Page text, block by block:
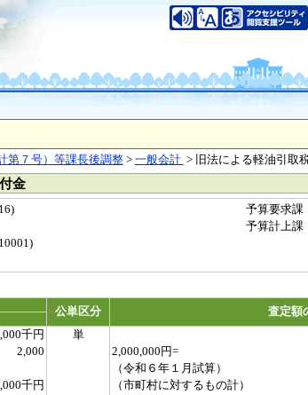
第７号）等課長後調整> 一般会計 > 旧法による軽油引取
金
予算要求課
予算計上課
公単区分 査定額
千円 単
2,000 2,000,000円=
（令和６年１月試算）
千円 （市町村に対するもの計）